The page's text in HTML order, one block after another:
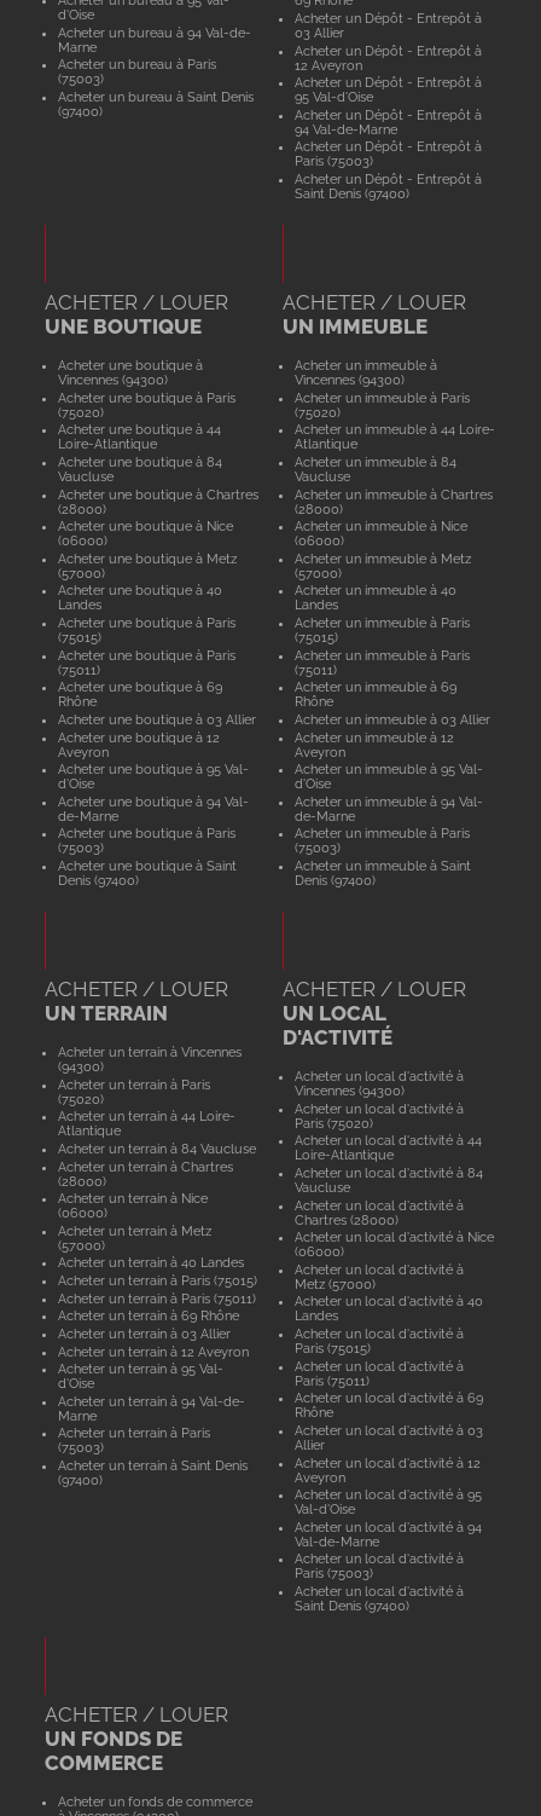
d'Oise
Acheter un bureau à 94 Val-de-
Marne
Acheter un bureau à Paris
(75003)
Acheter un bureau à Saint Denis
(97400)
Acheter un Dépôt - Entrepôt à
03 Allier
Acheter un Dépôt - Entrepôt à
12 Aveyron
Acheter un Dépôt - Entrepôt à
95 Val-d'Oise
Acheter un Dépôt - Entrepôt à
94 Val-de-Marne
Acheter un Dépôt - Entrepôt à
Paris (75003)
Acheter un Dépôt - Entrepôt à
Saint Denis (97400)
ACHETER / LOUER
UNE BOUTIQUE
Acheter une boutique à
Vincennes (94300)
Acheter une boutique à Paris
(75020)
Acheter une boutique à 44
Loire-Atlantique
Acheter une boutique à 84
Vaucluse
Acheter une boutique à Chartres
(28000)
Acheter une boutique à Nice
(06000)
Acheter une boutique à Metz
(57000)
Acheter une boutique à 40
Landes
Acheter une boutique à Paris
(75015)
Acheter une boutique à Paris
(75011)
Acheter une boutique à 69
Rhône
Acheter une boutique à 03 Allier
Acheter une boutique à 12
Aveyron
Acheter une boutique à 95 Val-
d'Oise
Acheter une boutique à 94 Val-
de-Marne
Acheter une boutique à Paris
(75003)
Acheter une boutique à Saint
Denis (97400)
ACHETER / LOUER
UN IMMEUBLE
Acheter un immeuble à
Vincennes (94300)
Acheter un immeuble à Paris
(75020)
Acheter un immeuble à 44 Loire-
Atlantique
Acheter un immeuble à 84
Vaucluse
Acheter un immeuble à Chartres
(28000)
Acheter un immeuble à Nice
(06000)
Acheter un immeuble à Metz
(57000)
Acheter un immeuble à 40
Landes
Acheter un immeuble à Paris
(75015)
Acheter un immeuble à Paris
(75011)
Acheter un immeuble à 69
Rhône
Acheter un immeuble à 03 Allier
Acheter un immeuble à 12
Aveyron
Acheter un immeuble à 95 Val-
d'Oise
Acheter un immeuble à 94 Val-
de-Marne
Acheter un immeuble à Paris
(75003)
Acheter un immeuble à Saint
Denis (97400)
ACHETER / LOUER
UN TERRAIN
Acheter un terrain à Vincennes
(94300)
Acheter un terrain à Paris
(75020)
Acheter un terrain à 44 Loire-
Atlantique
Acheter un terrain à 84 Vaucluse
Acheter un terrain à Chartres
(28000)
Acheter un terrain à Nice
(06000)
Acheter un terrain à Metz
(57000)
Acheter un terrain à 40 Landes
Acheter un terrain à Paris (75015)
Acheter un terrain à Paris (75011)
Acheter un terrain à 69 Rhône
Acheter un terrain à 03 Allier
Acheter un terrain à 12 Aveyron
Acheter un terrain à 95 Val-
d'Oise
Acheter un terrain à 94 Val-de-
Marne
Acheter un terrain à Paris
(75003)
Acheter un terrain à Saint Denis
(97400)
ACHETER / LOUER
UN LOCAL
D'ACTIVITÉ
Acheter un local d'activité à
Vincennes (94300)
Acheter un local d'activité à
Paris (75020)
Acheter un local d'activité à 44
Loire-Atlantique
Acheter un local d'activité à 84
Vaucluse
Acheter un local d'activité à
Chartres (28000)
Acheter un local d'activité à Nice
(06000)
Acheter un local d'activité à
Metz (57000)
Acheter un local d'activité à 40
Landes
Acheter un local d'activité à
Paris (75015)
Acheter un local d'activité à
Paris (75011)
Acheter un local d'activité à 69
Rhône
Acheter un local d'activité à 03
Allier
Acheter un local d'activité à 12
Aveyron
Acheter un local d'activité à 95
Val-d'Oise
Acheter un local d'activité à 94
Val-de-Marne
Acheter un local d'activité à
Paris (75003)
Acheter un local d'activité à
Saint Denis (97400)
ACHETER / LOUER
UN FONDS DE
COMMERCE
Acheter un fonds de commerce